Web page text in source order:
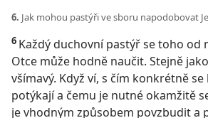
6. Jak mohou pastýři ve sboru napodobovat
6 Každý duchovní pastýř se toho od
Otce může hodně naučit. Stejně
všímavý. Když ví, s čím konkrétně
potýkají a čemu je nutné okamžitě
je vhodným způsobem povzbudit a